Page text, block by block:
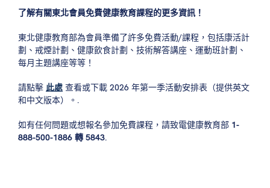
了解有關東北會員免費健康教育課程的更多資訊！
東北健康教育部為會員準備了許多免費活動/課程，包括康活計
劃、戒煙計劃、健康飲食計劃、技術解答講座、運動班計劃、
每月主題講座等等！
請點擊 此處 查看或下載 2026 年第一季活動安排表（提供英文
和中文版本）。.
如有任何問題或想報名參加免費課程，請致電健康教育部 1-
888-500-1886 轉 5843.